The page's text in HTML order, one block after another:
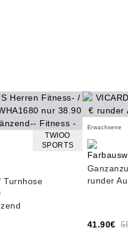
TWIOO
SPORTS
Turnhose
Erwachsene
runder
41.90€